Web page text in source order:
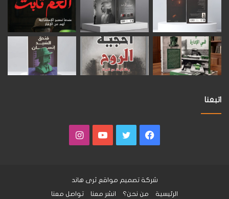
اتبعنا
فيسبوكتويتر يوتيوبانستقرام
شركة تصميم مواقع ثرى هاند
الرئيسية
من نحن؟ انشر معنا تواصل معنا